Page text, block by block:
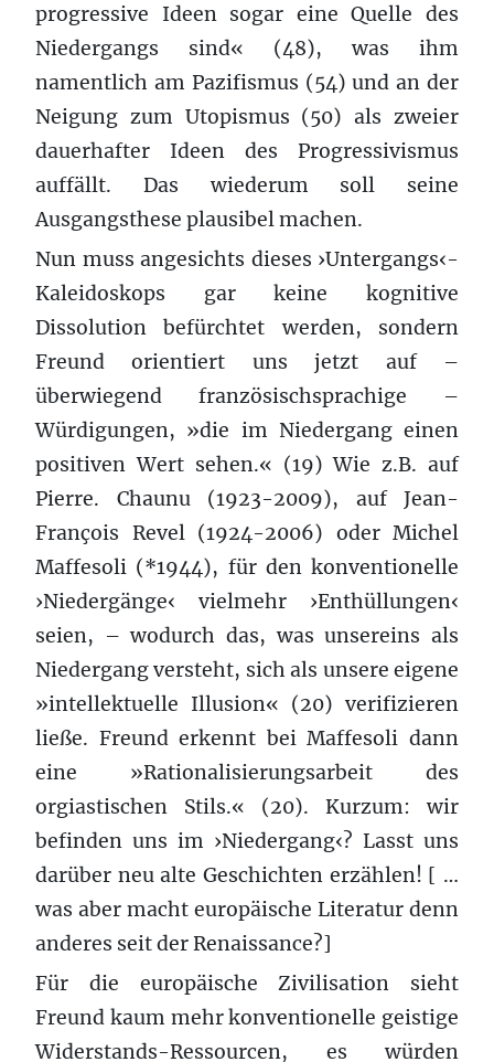
progressive Ideen sogar eine Quelle des
Niedergangs sind« (48), was ihm
namentlich am Pazifismus (54) und an der
Neigung zum Utopismus (50) als zweier
dauerhafter Ideen des Progressivismus
auffällt. Das wiederum soll seine
Ausgangsthese plausibel machen.
Nun muss angesichts dieses ›Untergangs‹-
Kaleidoskops gar keine kognitive
Dissolution befürchtet werden, sondern
Freund orientiert uns jetzt auf –
überwiegend französischsprachige –
Würdigungen, »die im Niedergang einen
positiven Wert sehen.« (19) Wie z.B. auf
Pierre. Chaunu (1923-2009), auf Jean-
François Revel (1924-2006) oder Michel
Maffesoli (*1944), für den konventionelle
›Niedergänge‹ vielmehr ›Enthüllungen‹
seien, – wodurch das, was unsereins als
Niedergang versteht, sich als unsere eigene
»intellektuelle Illusion« (20) verifizieren
ließe. Freund erkennt bei Maffesoli dann
eine »Rationalisierungsarbeit des
orgiastischen Stils.« (20). Kurzum: wir
befinden uns im ›Niedergang‹? Lasst uns
darüber neu alte Geschichten erzählen! [ …
was aber macht europäische Literatur denn
anderes seit der Renaissance?]
Für die europäische Zivilisation sieht
Freund kaum mehr konventionelle geistige
Widerstands-Ressourcen, es würden